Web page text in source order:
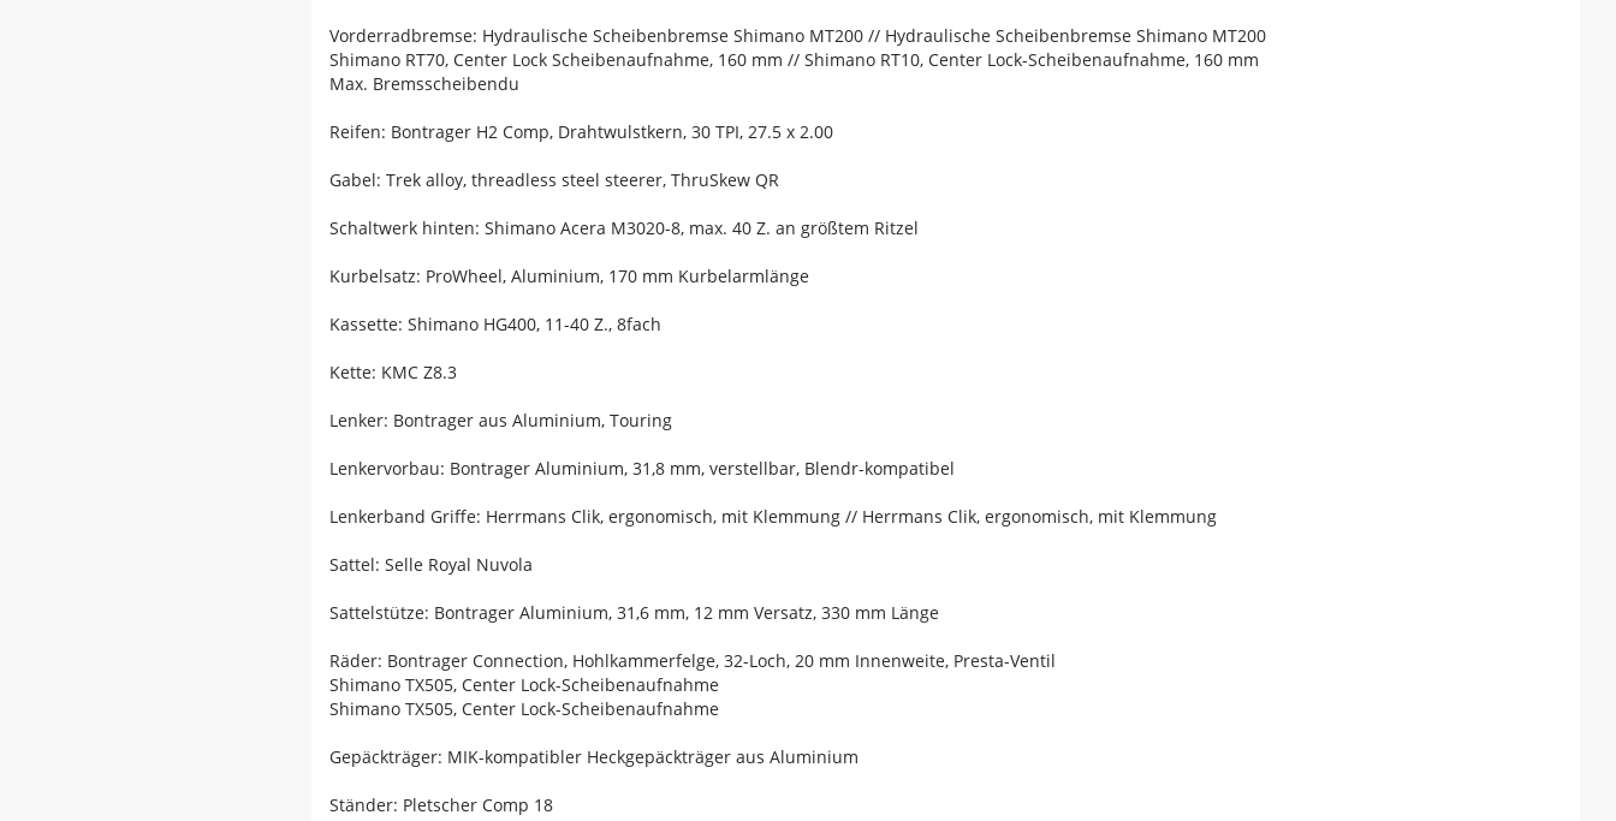
Vorderradbremse: Hydraulische Scheibenbremse Shimano MT200 // Hydraulische Scheibenbremse Shimano MT200
Shimano RT70, Center Lock Scheibenaufnahme, 160 mm // Shimano RT10, Center Lock-Scheibenaufnahme, 160 mm
Max. Bremsscheibendu
Reifen: Bontrager H2 Comp, Drahtwulstkern, 30 TPI, 27.5 x 2.00
Gabel: Trek alloy, threadless steel steerer, ThruSkew QR
Schaltwerk hinten: Shimano Acera M3020-8, max. 40 Z. an größtem Ritzel
Kurbelsatz: ProWheel, Aluminium, 170 mm Kurbelarmlänge
Kassette: Shimano HG400, 11-40 Z., 8fach
Kette: KMC Z8.3
Lenker: Bontrager aus Aluminium, Touring
Lenkervorbau: Bontrager Aluminium, 31,8 mm, verstellbar, Blendr-kompatibel
Lenkerband Griffe: Herrmans Clik, ergonomisch, mit Klemmung // Herrmans Clik, ergonomisch, mit Klemmung
Sattel: Selle Royal Nuvola
Sattelstütze: Bontrager Aluminium, 31,6 mm, 12 mm Versatz, 330 mm Länge
Räder: Bontrager Connection, Hohlkammerfelge, 32-Loch, 20 mm Innenweite, Presta-Ventil
Shimano TX505, Center Lock-Scheibenaufnahme
Shimano TX505, Center Lock-Scheibenaufnahme
Gepäckträger: MIK-kompatibler Heckgepäckträger aus Aluminium
Ständer: Pletscher Comp 18